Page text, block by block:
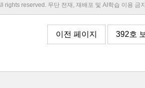
reserved. 무단 전재, 재배포 및 AI학습 이용 금지
이전 페이지 392호